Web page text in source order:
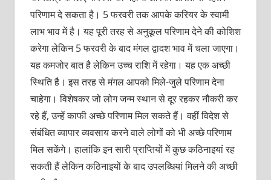
परिणाम दे सकता है। 5 फरवरी तक आपके करियर के स्वामी
लाभ भाव में है। यह पूरी तरह से अनुकूल परिणाम देने की कोशिश
करेगा लेकिन 5 फरवरी के बाद मंगल द्वादश भाव में चला जाएगा।
यह कमजोर बात है लेकिन उच्च राशि में रहेगा। यह एक अच्छी
स्थिति है। इस तरह से मंगल आपको मिले-जुले परिणाम देना
चाहेगा। विशेषकर जो लोग जन्म स्थान से दूर रहकर नौकरी कर
रहे हैं, उन्हें काफी अच्छे परिणाम मिल सकते हैं। वहीं विदेश से
संबंधित व्यापार व्यवसाय करने वाले लोगों को भी अच्छे परिणाम
मिल सकेंगे। हालांकि इन सारी प्राप्तियों में कुछ कठिनाइयां रह
सकती हैं लेकिन कठिनाइयों के बाद उपलब्धियां मिलने की अच्छी